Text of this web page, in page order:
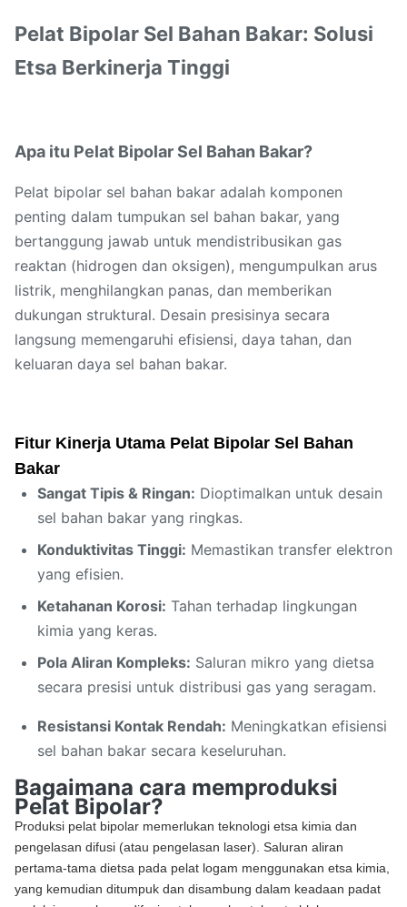
Pelat Bipolar Sel Bahan Bakar: Solusi
Etsa Berkinerja Tinggi
Apa itu Pelat Bipolar Sel Bahan Bakar?
Pelat bipolar sel bahan bakar adalah komponen
penting dalam tumpukan sel bahan bakar, yang
bertanggung jawab untuk mendistribusikan gas
reaktan (hidrogen dan oksigen), mengumpulkan arus
listrik, menghilangkan panas, dan memberikan
dukungan struktural. Desain presisinya secara
langsung memengaruhi efisiensi, daya tahan, dan
keluaran daya sel bahan bakar.
Fitur Kinerja Utama Pelat Bipolar Sel Bahan
Bakar
Sangat Tipis & Ringan: Dioptimalkan untuk desain
sel bahan bakar yang ringkas.
Konduktivitas Tinggi: Memastikan transfer elektron
yang efisien.
Ketahanan Korosi: Tahan terhadap lingkungan
kimia yang keras.
Pola Aliran Kompleks: Saluran mikro yang dietsa
secara presisi untuk distribusi gas yang seragam.
Resistansi Kontak Rendah: Meningkatkan efisiensi
sel bahan bakar secara keseluruhan.
Bagaimana cara memproduksi
Pelat Bipolar?
Produksi pelat bipolar memerlukan teknologi etsa kimia dan
pengelasan difusi (atau pengelasan laser). Saluran aliran
pertama-tama dietsa pada pelat logam menggunakan etsa kimia,
yang kemudian ditumpuk dan disambung dalam keadaan padat